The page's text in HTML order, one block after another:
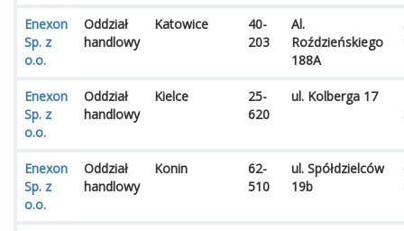
Enexon
Sp. z
o.o.
Oddział
handlowy
Katowice
40-
203
Al.
Roździeńskiego
188A
Enexon
Sp. z
o.o.
Oddział
handlowy
Kielce
25-
620
ul. Kolberga 17
Enexon
Sp. z
o.o.
Oddział
handlowy
Konin
62-
510
ul. Spółdzielców
19b